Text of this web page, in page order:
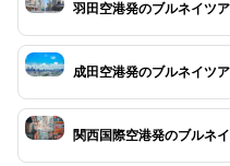
羽田空港発のブルネイツ
成田空港発のブルネイツ
関西国際空港発のブルネ